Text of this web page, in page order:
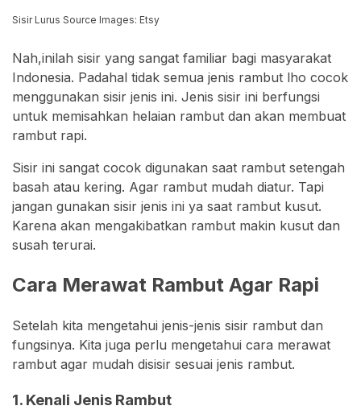
Sisir Lurus Source Images: Etsy
Nah,inilah sisir yang sangat familiar bagi masyarakat
Indonesia. Padahal tidak semua jenis rambut lho cocok
menggunakan sisir jenis ini. Jenis sisir ini berfungsi
untuk memisahkan helaian rambut dan akan membuat
rambut rapi.
Sisir ini sangat cocok digunakan saat rambut setengah
basah atau kering. Agar rambut mudah diatur. Tapi
jangan gunakan sisir jenis ini ya saat rambut kusut.
Karena akan mengakibatkan rambut makin kusut dan
susah terurai.
Cara Merawat Rambut Agar Rapi
Setelah kita mengetahui jenis-jenis sisir rambut dan
fungsinya. Kita juga perlu mengetahui cara merawat
rambut agar mudah disisir sesuai jenis rambut.
1. Kenali Jenis Rambut